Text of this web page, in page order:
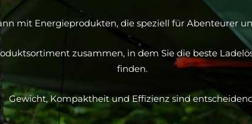
mit Energieprodukten, die speziell für Abenteurer
zusammen, in dem Sie die beste
finden.
Gewicht, Kompaktheit und Effizienz sind